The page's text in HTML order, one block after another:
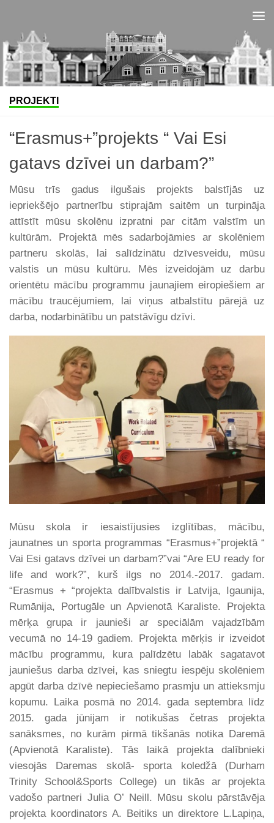
PROJEKTI
“Erasmus+”projekts “ Vai Esi
gatavs dzīvei un darbam?”
Mūsu trīs gadus ilgušais projekts balstījās uz
iepriekšējo partnerību stiprajām saitēm un turpināja
attīstīt mūsu skolēnu izpratni par citām valstīm un
kultūrām. Projektā mēs sadarbojāmies ar skolēniem
partneru skolās, lai salīdzinātu dzīvesveidu, mūsu
valstis un mūsu kultūru. Mēs izveidojām uz darbu
orientētu mācību programmu jaunajiem eiropiešiem ar
mācību traucējumiem, lai viņus atbalstītu pārejā uz
darba, nodarbinātību un patstāvīgu dzīvi.
Mūsu skola ir iesaistījusies izglītības, mācību,
jaunatnes un sporta programmas “Erasmus+”projektā “
Vai Esi gatavs dzīvei un darbam?”vai “Are EU ready for
life and work?”, kurš ilgs no 2014.-2017. gadam.
“Erasmus + “projekta dalībvalstis ir Latvija, Igaunija,
Rumānija, Portugāle un Apvienotā Karaliste. Projekta
mērķa grupa ir jaunieši ar speciālām vajadzībām
vecumā no 14-19 gadiem. Projekta mērķis ir izveidot
mācību programmu, kura palīdzētu labāk sagatavot
jauniešus darba dzīvei, kas sniegtu iespēju skolēniem
apgūt darba dzīvē nepieciešamo prasmju un attieksmju
kopumu. Laika posmā no 2014. gada septembra līdz
2015. gada jūnijam ir notikušas četras projekta
sanāksmes, no kurām pirmā tikšanās notika Daremā
(Apvienotā Karaliste). Tās laikā projekta dalībnieki
viesojās Daremas skolā- sporta koledžā (Durham
Trinity School&Sports College) un tikās ar projekta
vadošo partneri Julia O’ Neill. Mūsu skolu pārstāvēja
projekta koordinators A. Beitiks un direktore L.Lapiņa,